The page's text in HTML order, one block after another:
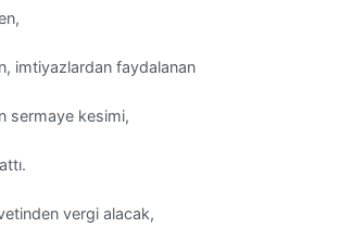
imtiyazlardan faydalanan
sermaye kesimi,
vergi alacak,